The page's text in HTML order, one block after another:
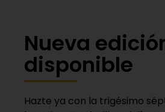
Nueva
disponible
Hazte ya con la trigésimo